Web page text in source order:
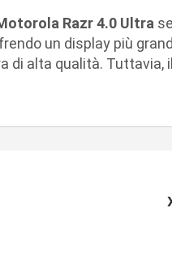
Razr 4.0 Ultra
un display più
di alta qualità. Tuttavia,